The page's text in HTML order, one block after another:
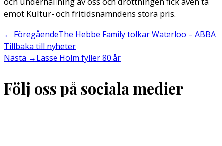
emot Kultur- och fritidsnämndens stora pris.
← FöregåendeThe Hebbe Family tolkar Waterloo – ABBA
Tillbaka till nyheter
Nästa →Lasse Holm fyller 80 år
Följ oss på sociala medier